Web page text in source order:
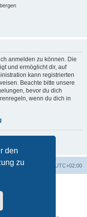
den
zu
anmelden zu können. Die
und ermöglicht dir, auf
kann registrierten
Beachte bitte unsere
bevor du dich
wenn du dich in
Alle Zeiten sind UTC+02:00
phpBB.de